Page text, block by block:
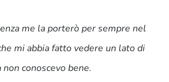
me la porterò per sempre nel
mi abbia fatto vedere un lato di
non conoscevo bene.